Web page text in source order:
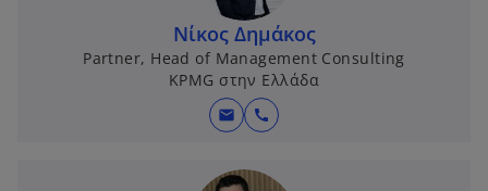
Νίκος Δημάκος
Partner, Head of Management Consulting
KPMG στην Ελλάδα
mail call